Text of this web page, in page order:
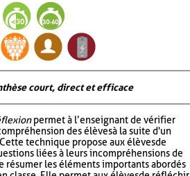
court, direct et efficace
permet à l’enseignant de vérifier
des élèves à la suite d'un
technique propose aux élèves de
liées à leurs incompréhensions de
résumer les éléments importants abordés